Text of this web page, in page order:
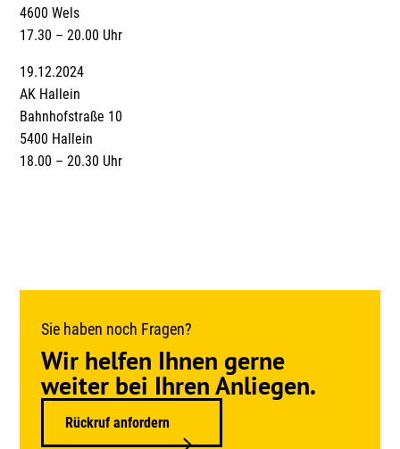
4600 Wels
17.30 – 20.00 Uhr
19.12.2024
AK Hallein
Bahnhofstraße 10
5400 Hallein
18.00 – 20.30 Uhr
Sie haben noch Fragen?
Wir helfen Ihnen gerne
weiter bei Ihren Anliegen.
Rückruf anfordern